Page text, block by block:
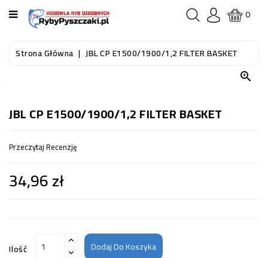
KATEGORIA
STRONA
AKWARIOWE
DO
WODNEGO
I
(SPRZĘT)
0
Strona Główna JBL CP E1500/1900/1,2 FILTER BASKET

JBL CP E1500/1900/1,2 FILTER BASKET
Przeczytaj Recenzję
34,96 zł
Ilość Dodaj Do Koszyka